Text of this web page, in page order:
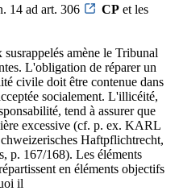
14 ad art. 306
CP et les
amène le Tribunal
L'obligation de réparer un
civile doit être contenue dans
socialement. L'illicéité,
tend à assurer que
excessive (cf. p. ex. KARL
Haftpflichtrecht,
p. 167/168). Les éléments
en éléments objectifs
il